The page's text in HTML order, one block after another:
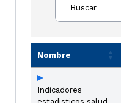
Buscar
Nombre
Indicadores